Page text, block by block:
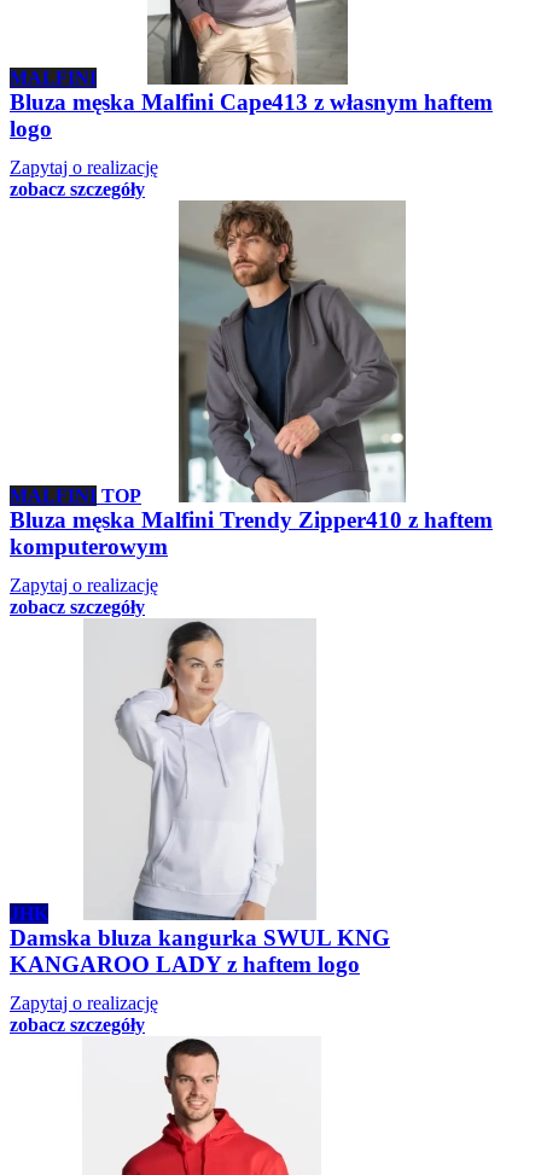
MALFINI
Bluza męska Malfini Cape413 z własnym haftem
logo
Zapytaj o realizację
zobacz szczegóły
MALFINI TOP
Bluza męska Malfini Trendy Zipper410 z haftem
komputerowym
Zapytaj o realizację
zobacz szczegóły
JHK
Damska bluza kangurka SWUL KNG
KANGAROO LADY z haftem logo
Zapytaj o realizację
zobacz szczegóły